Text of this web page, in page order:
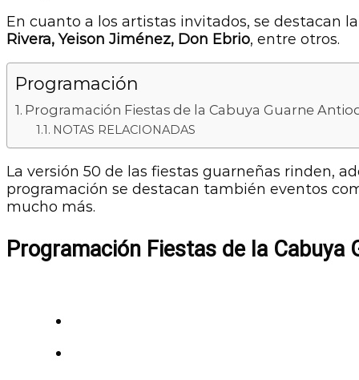
En cuanto a los artistas invitados, se destacan
Rivera, Yeison Jiménez, Don Ebrio, entre otros.
Programación
Programación Fiestas de la Cabuya Guarne
NOTAS RELACIONADAS
La versión 50 de las fiestas guarneñas rinden,
programación se destacan también eventos
mucho más.
Programación Fiestas de la Cabuya